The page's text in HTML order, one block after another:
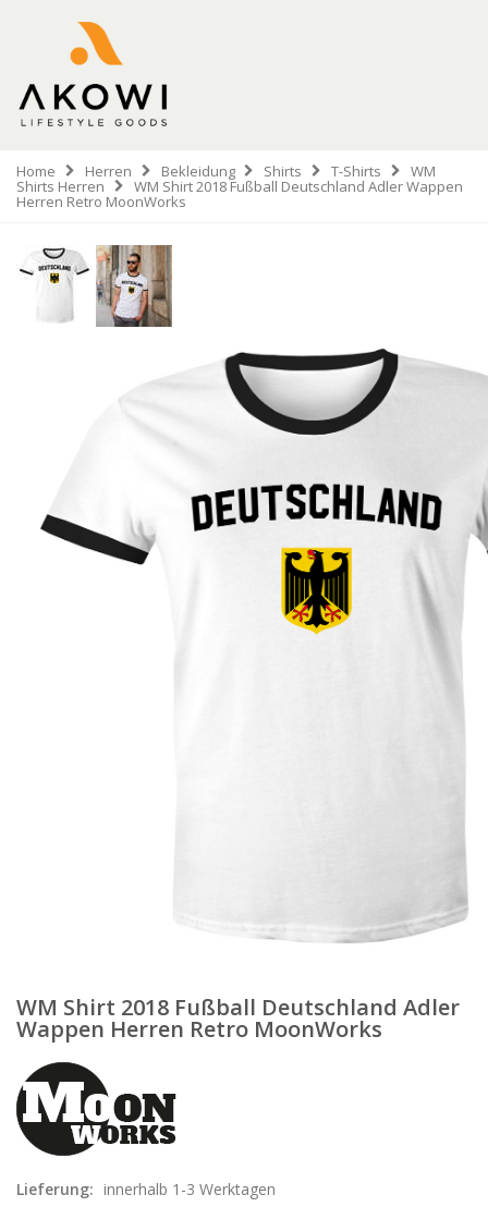
Home Herren Bekleidung Shirts T-Shirts WM
Shirts Herren WM Shirt 2018 Fußball Deutschland Adler Wappen
Herren Retro MoonWorks
WM Shirt 2018 Fußball Deutschland Adler
Wappen Herren Retro MoonWorks
Lieferung: innerhalb 1-3 Werktagen